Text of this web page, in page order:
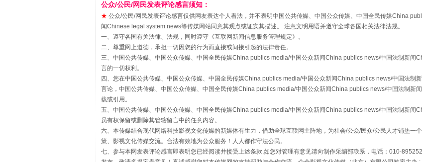
揭批美国五大"原罪" "炒鞋教程"里的骗局
公众/公民/网民发表评论感言须知：
★ 公众/公民/网民发表评论感言仅供网友表达个人看法，并不表明中国公共传媒、中国公众传媒、中国全民传媒China
闻Chinese legal system news等传媒网站同意其观点或证实其描述。 注意文明用语并遵守全球各国相关法律法规。
一、遵守各国有关法律、法规，同时遵守《互联网新闻信息服务管理规定》。
二、尊重网上道德，承担一切因您的行为而直接或间接引起的法律责任。
三、中国公共传媒、中国公众传媒、中国全民传媒China publics media/中国公众新闻China publics news/中国法制新闻
言的一切权利。
四、您在中国公共传媒、中国公众传媒、中国全民传媒China publics media/中国公众新闻China publics news/中国法制
言论，中国公共传媒、中国公众传媒、中国全民传媒China publics media/中国公众新闻China publics news/中国法制新
载或引用。
五、中国公共传媒、中国公众传媒、中国全民传媒China publics media/中国公众新闻China publics news/中国法制新闻
员有权保留或删除其管辖留言中的任意内容。
六、本传媒结合现代网络科技影视文化传媒的新媒体有生力，借助全球互联网主阵地，为社会/公众/民众/公民人才铺垫一
策、影视文化传媒交流。合法有效地为公众服务！人人都作守法公民。
七、参与本网发表评论感言即表明您已经阅读并接受上述条款,如您对管理有意见请向制作采编部联系，电话：010-